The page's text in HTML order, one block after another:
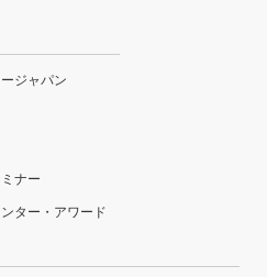
ジャパン
ナー
ター・アワード